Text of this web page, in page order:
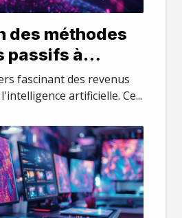
des méthodes
passifs à
fascinant des revenus
artificielle. Ce...